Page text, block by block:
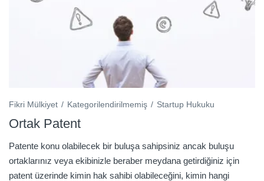
Fikri Mülkiyet Kategorilendirilmemiş Startup Hukuku
Ortak Patent
Patente konu olabilecek bir buluşa sahipsiniz ancak buluşu
ortaklarınız veya ekibinizle beraber meydana getirdiğiniz için
patent üzerinde kimin hak sahibi olabileceğini, kimin hangi